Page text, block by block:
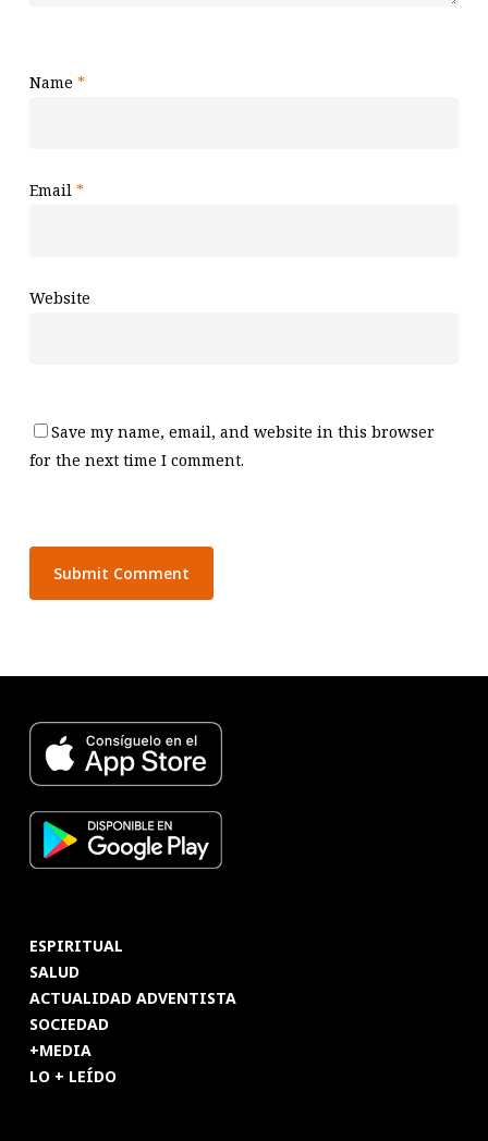
Name *
Email *
Website
Save my name, email, and website in this browser
for the next time I comment.
ESPIRITUAL
SALUD
ACTUALIDAD ADVENTISTA
SOCIEDAD
+MEDIA
LO + LEÍDO